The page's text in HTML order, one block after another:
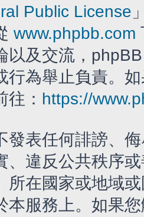
Public License
www.phpbb.com
以及交流，
行為舉止負責。
往： https://
發表任何誹謗、
、違反公共秩序
所在國家或地域
本服務上。如果